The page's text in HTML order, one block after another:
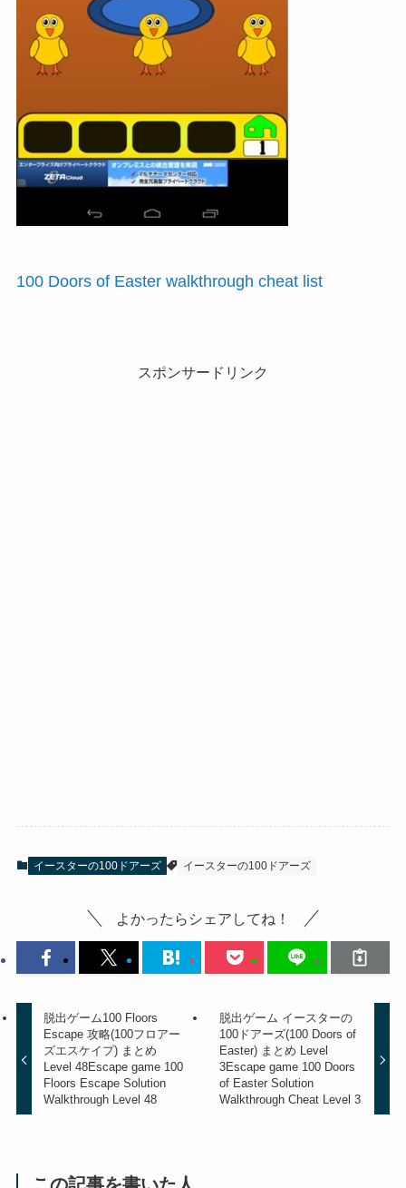
100 Doors of Easter walkthrough cheat list
スポンサードリンク
イースターの100ドアーズ イースターの100ドアーズ
よかったらシェアしてね！
脱出ゲーム100 Floors
Escape 攻略(100フロアー
ズエスケイプ) まとめ
Level 48Escape game 100
Floors Escape Solution
Walkthrough Level 48
脱出ゲーム イースターの
100ドアーズ(100 Doors of
Easter) まとめ Level
3Escape game 100 Doors
of Easter Solution
Walkthrough Cheat Level 3